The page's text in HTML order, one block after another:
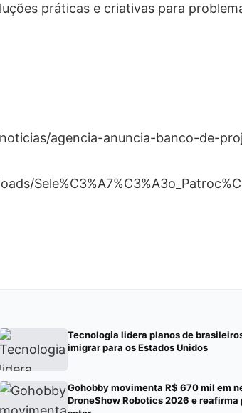
práticas e criativas para
agencia-anuncia-banco-de-
Tecnologia lidera planos de
imigrar para os Estados Unidos
Gohobby movimenta R$ 670 mil em
DroneShow Robotics 2026 e reafirma